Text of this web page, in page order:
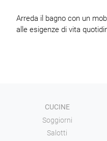
Arreda il bagno con un
alle esigenze di vita
CUCINE
Soggiorni
Salotti